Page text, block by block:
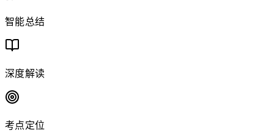
智能总结
深度解读
考点定位